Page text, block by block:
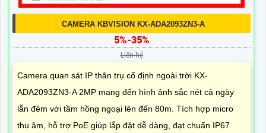
CAMERA KBVISION KX-ADA2093ZN3-A
5%-35%
Liên hệ
Camera quan sát IP thân trụ cố định ngoài trời KX-
ADA2093ZN3-A 2MP mang đến hình ảnh sắc nét cả ngày
lẫn đêm với tầm hồng ngoại lên đến 80m. Tích hợp micro
thu âm, hỗ trợ PoE giúp lắp đặt dễ dàng, đạt chuẩn IP67